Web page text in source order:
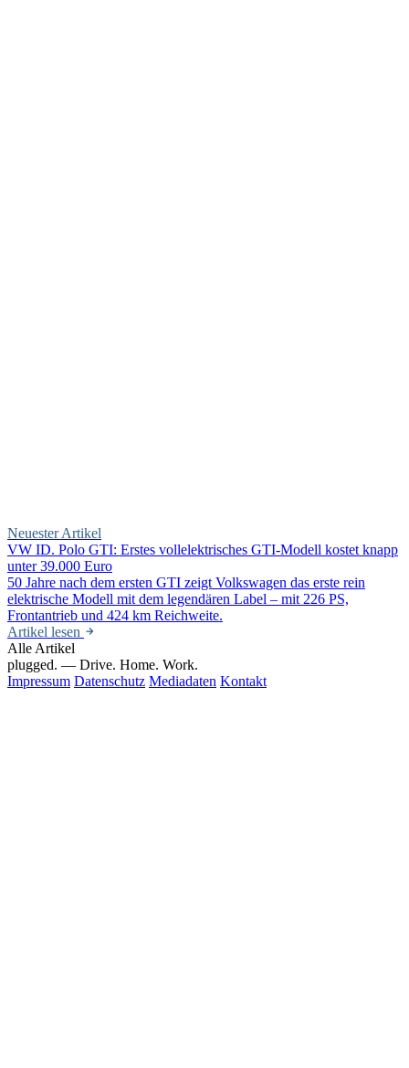
Neuester Artikel
VW ID. Polo GTI: Erstes vollelektrisches GTI-Modell kostet knapp
unter 39.000 Euro
50 Jahre nach dem ersten GTI zeigt Volkswagen das erste rein
elektrische Modell mit dem legendären Label – mit 226 PS,
Frontantrieb und 424 km Reichweite.
Artikel lesen
Alle Artikel
plugged. — Drive. Home. Work.
Impressum Datenschutz Mediadaten Kontakt